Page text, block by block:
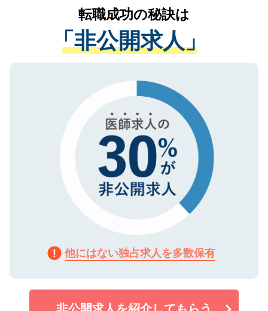
は、個人情報の取り扱いについての厳密な
管理基準を満たした事業者のみに付与され
る、プライバシーマークを取得済みです。
で、機密保持に関してもご安心ください。
かがいして、現在の医療機関の状況や紹介
経験をまじえながら、適切なアドバイスを
させていただきます。すぐにご転職をされ
ない方には、長期的なサポートが可能です
ので、まずはご登録ください。
転職成功の秘訣は
「非公開求人」
他にはない独占求人を多数保有